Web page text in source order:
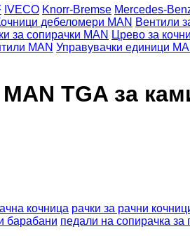
IVECO Knorr-Bremse Mercedes-
дебеломери MAN Вентили
за сопирачки MAN Црево за
MAN Управувачки единици
TGA за
кочница рачки за рачни
барабани педали на сопирачка